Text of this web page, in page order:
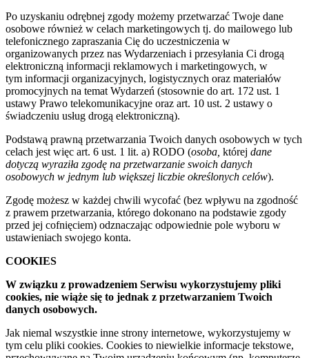
Po uzyskaniu odrębnej zgody możemy przetwarzać Twoje dane
osobowe również w celach marketingowych tj. do mailowego lub
telefonicznego zapraszania Cię do uczestniczenia w
organizowanych przez nas Wydarzeniach i przesyłania Ci drogą
elektroniczną informacji reklamowych i marketingowych, w
tym informacji organizacyjnych, logistycznych oraz materiałów
promocyjnych na temat Wydarzeń (stosownie do art. 172 ust. 1
ustawy Prawo telekomunikacyjne oraz art. 10 ust. 2 ustawy o
świadczeniu usług drogą elektroniczną).
Podstawą prawną przetwarzania Twoich danych osobowych w tych
celach jest więc art. 6 ust. 1 lit. a) RODO (osoba, której dane
dotyczą wyraziła zgodę na przetwarzanie swoich danych
osobowych w jednym lub większej liczbie określonych celów).
Zgodę możesz w każdej chwili wycofać (bez wpływu na zgodność
z prawem przetwarzania, którego dokonano na podstawie zgody
przed jej cofnięciem) odznaczając odpowiednie pole wyboru w
ustawieniach swojego konta.
COOKIES
W związku z prowadzeniem Serwisu wykorzystujemy pliki
cookies, nie wiąże się to jednak z przetwarzaniem Twoich
danych osobowych.
Jak niemal wszystkie inne strony internetowe, wykorzystujemy w
tym celu pliki cookies. Cookies to niewielkie informacje tekstowe,